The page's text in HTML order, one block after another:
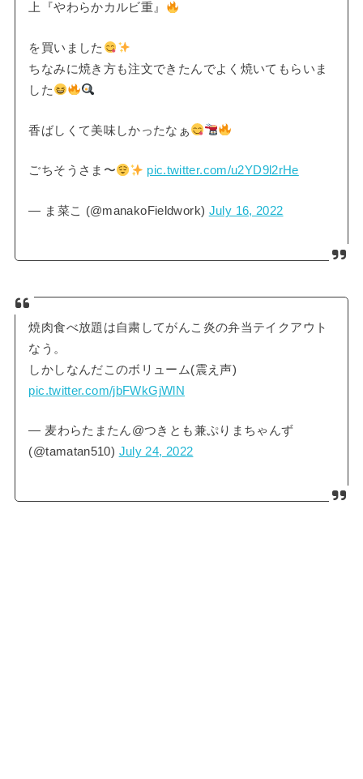
上『やわらかカルビ重』
を買いました
ちなみに焼き方も注文できたんでよく焼いてもらいま
した
香ばしくて美味しかったなぁ
ごちそうさま〜 pic.twitter.com/u2YD9l2rHe
— ま菜こ (@manakoFieldwork) July 16, 2022
焼肉食べ放題は自粛してがんこ炎の弁当テイクアウト
なう。
しかしなんだこのボリューム(震え声)
pic.twitter.com/jbFWkGjWlN
— 麦わらたまたん@つきとも兼ぷりまちゃんず
(@tamatan510) July 24, 2022